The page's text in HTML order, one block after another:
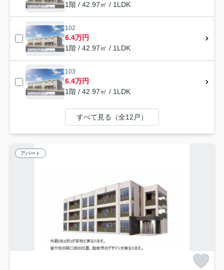
1階 / 42.97㎡ / 1LDK
102
6.4万円
1階 / 42.97㎡ / 1LDK
103
6.4万円
1階 / 42.97㎡ / 1LDK
すべて見る（全12戸）
アパート